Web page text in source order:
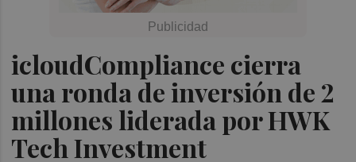
icloudCompliance cierra
una ronda de inversión de 2
millones liderada por HWK
Tech Investment